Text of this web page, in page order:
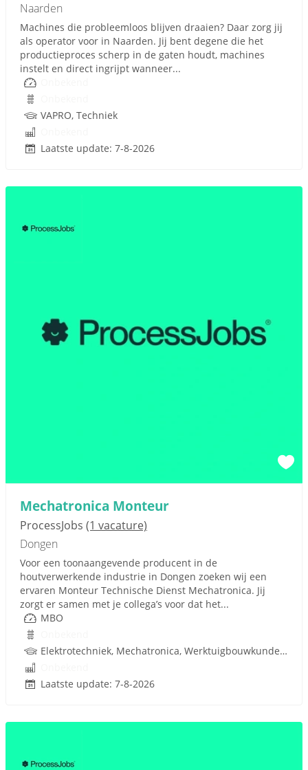
Naarden
Machines die probleemloos blijven draaien? Daar zorg jij
als operator voor in Naarden. Jij bent degene die het
productieproces scherp in de gaten houdt, machines
instelt en direct ingrijpt wanneer...
VAPRO, Techniek
Laatste update: 7-8-2026
Mechatronica Monteur
ProcessJobs (1 vacature)
Dongen
Voor een toonaangevende producent in de
houtverwerkende industrie in Dongen zoeken wij een
ervaren Monteur Technische Dienst Mechatronica. Jij
zorgt er samen met je collega’s voor dat het...
MBO
Elektrotechniek, Mechatronica, Werktuigbouwkunde, Besturingstechniek, PLC, Hydrauliek
Laatste update: 7-8-2026